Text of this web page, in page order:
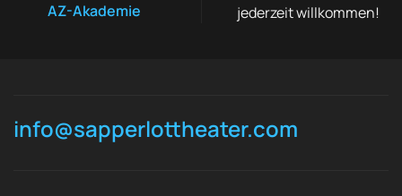
AZ-Akademie
jederzeit willkommen!
info@sapperlottheater.com